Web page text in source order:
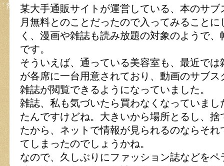
某大手通販サイトが運営している、本のサ
月無料とのことだったので入ってみること
く、漫画や雑誌も読み放題の対象のようで
です。
そういえば、通っている美容室も、最近で
が各席に一台用意されており、動画のサブ
雑誌が閲覧できるようになっていました。
雑誌、私も気づいたら買わなくなっていま
たんですけどね。大きいから場所とるし、
たから、ネットで情報が見られるのならそ
てしまったのでしょうかね。
なので、久しぶりにファッション誌などを